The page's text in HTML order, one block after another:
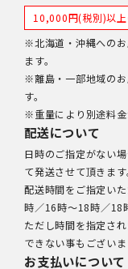
10,000円(税別)以上
※北海道・沖縄への
ます。
※離島・一部地域の
す。
※重量により別途料金
配送について
日時のご指定がない
て発送させて頂きます
配送時間をご指定い
時／16時～18時／18
ただし時間を指定さ
できない事もござい
お支払いについて